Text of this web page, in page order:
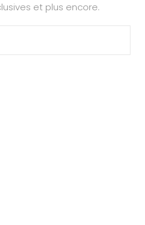
et plus encore.